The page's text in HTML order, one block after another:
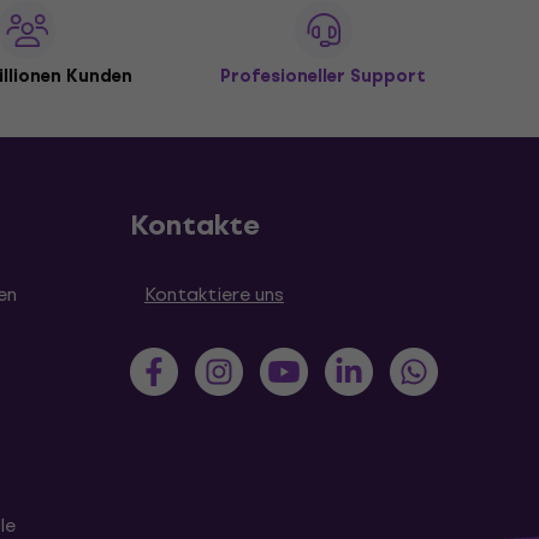
Kunden Profesioneller Support
Kontakte
Kontaktiere uns